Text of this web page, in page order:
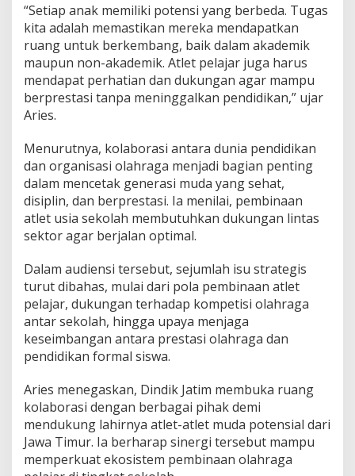
a
j
a
r
e
r
e
a
s
i
“Setiap anak memiliki potensi yang berbeda. Tugas
kita adalah memastikan mereka mendapatkan
ruang untuk berkembang, baik dalam akademik
maupun non-akademik. Atlet pelajar juga harus
mendapat perhatian dan dukungan agar mampu
berprestasi tanpa meninggalkan pendidikan,” ujar
Aries.
Menurutnya, kolaborasi antara dunia pendidikan
dan organisasi olahraga menjadi bagian penting
dalam mencetak generasi muda yang sehat,
disiplin, dan berprestasi. Ia menilai, pembinaan
atlet usia sekolah membutuhkan dukungan lintas
sektor agar berjalan optimal.
Dalam audiensi tersebut, sejumlah isu strategis
turut dibahas, mulai dari pola pembinaan atlet
pelajar, dukungan terhadap kompetisi olahraga
antar sekolah, hingga upaya menjaga
keseimbangan antara prestasi olahraga dan
pendidikan formal siswa.
Aries menegaskan, Dindik Jatim membuka ruang
kolaborasi dengan berbagai pihak demi
mendukung lahirnya atlet-atlet muda potensial dari
Jawa Timur. Ia berharap sinergi tersebut mampu
memperkuat ekosistem pembinaan olahraga